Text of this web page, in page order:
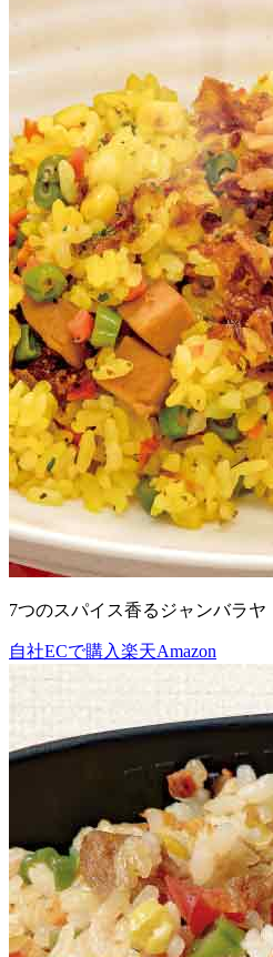
7つのスパイス香るジャンバラヤ
自社ECで購入楽天Amazon